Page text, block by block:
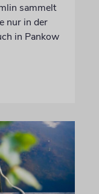
sammelt
nur in der
in Pankow